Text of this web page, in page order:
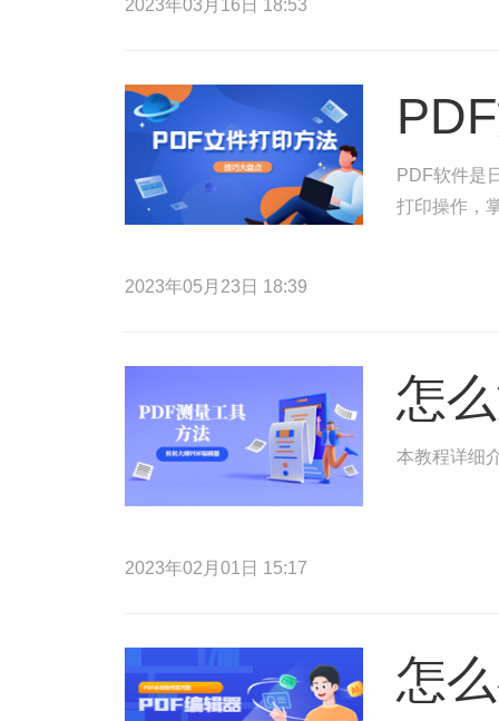
2023年03月16日 18:53
PDF软件是
打印操作，
2023年05月23日 18:39
怎
本教程详细
2023年02月01日 15:17
怎